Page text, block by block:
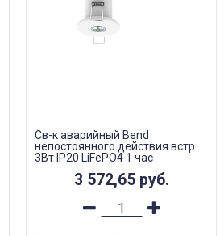
Св-к аварийный Bend
непостоянного действия встр
3Вт IP20 LiFePO4 1 час
3 572,65 руб.